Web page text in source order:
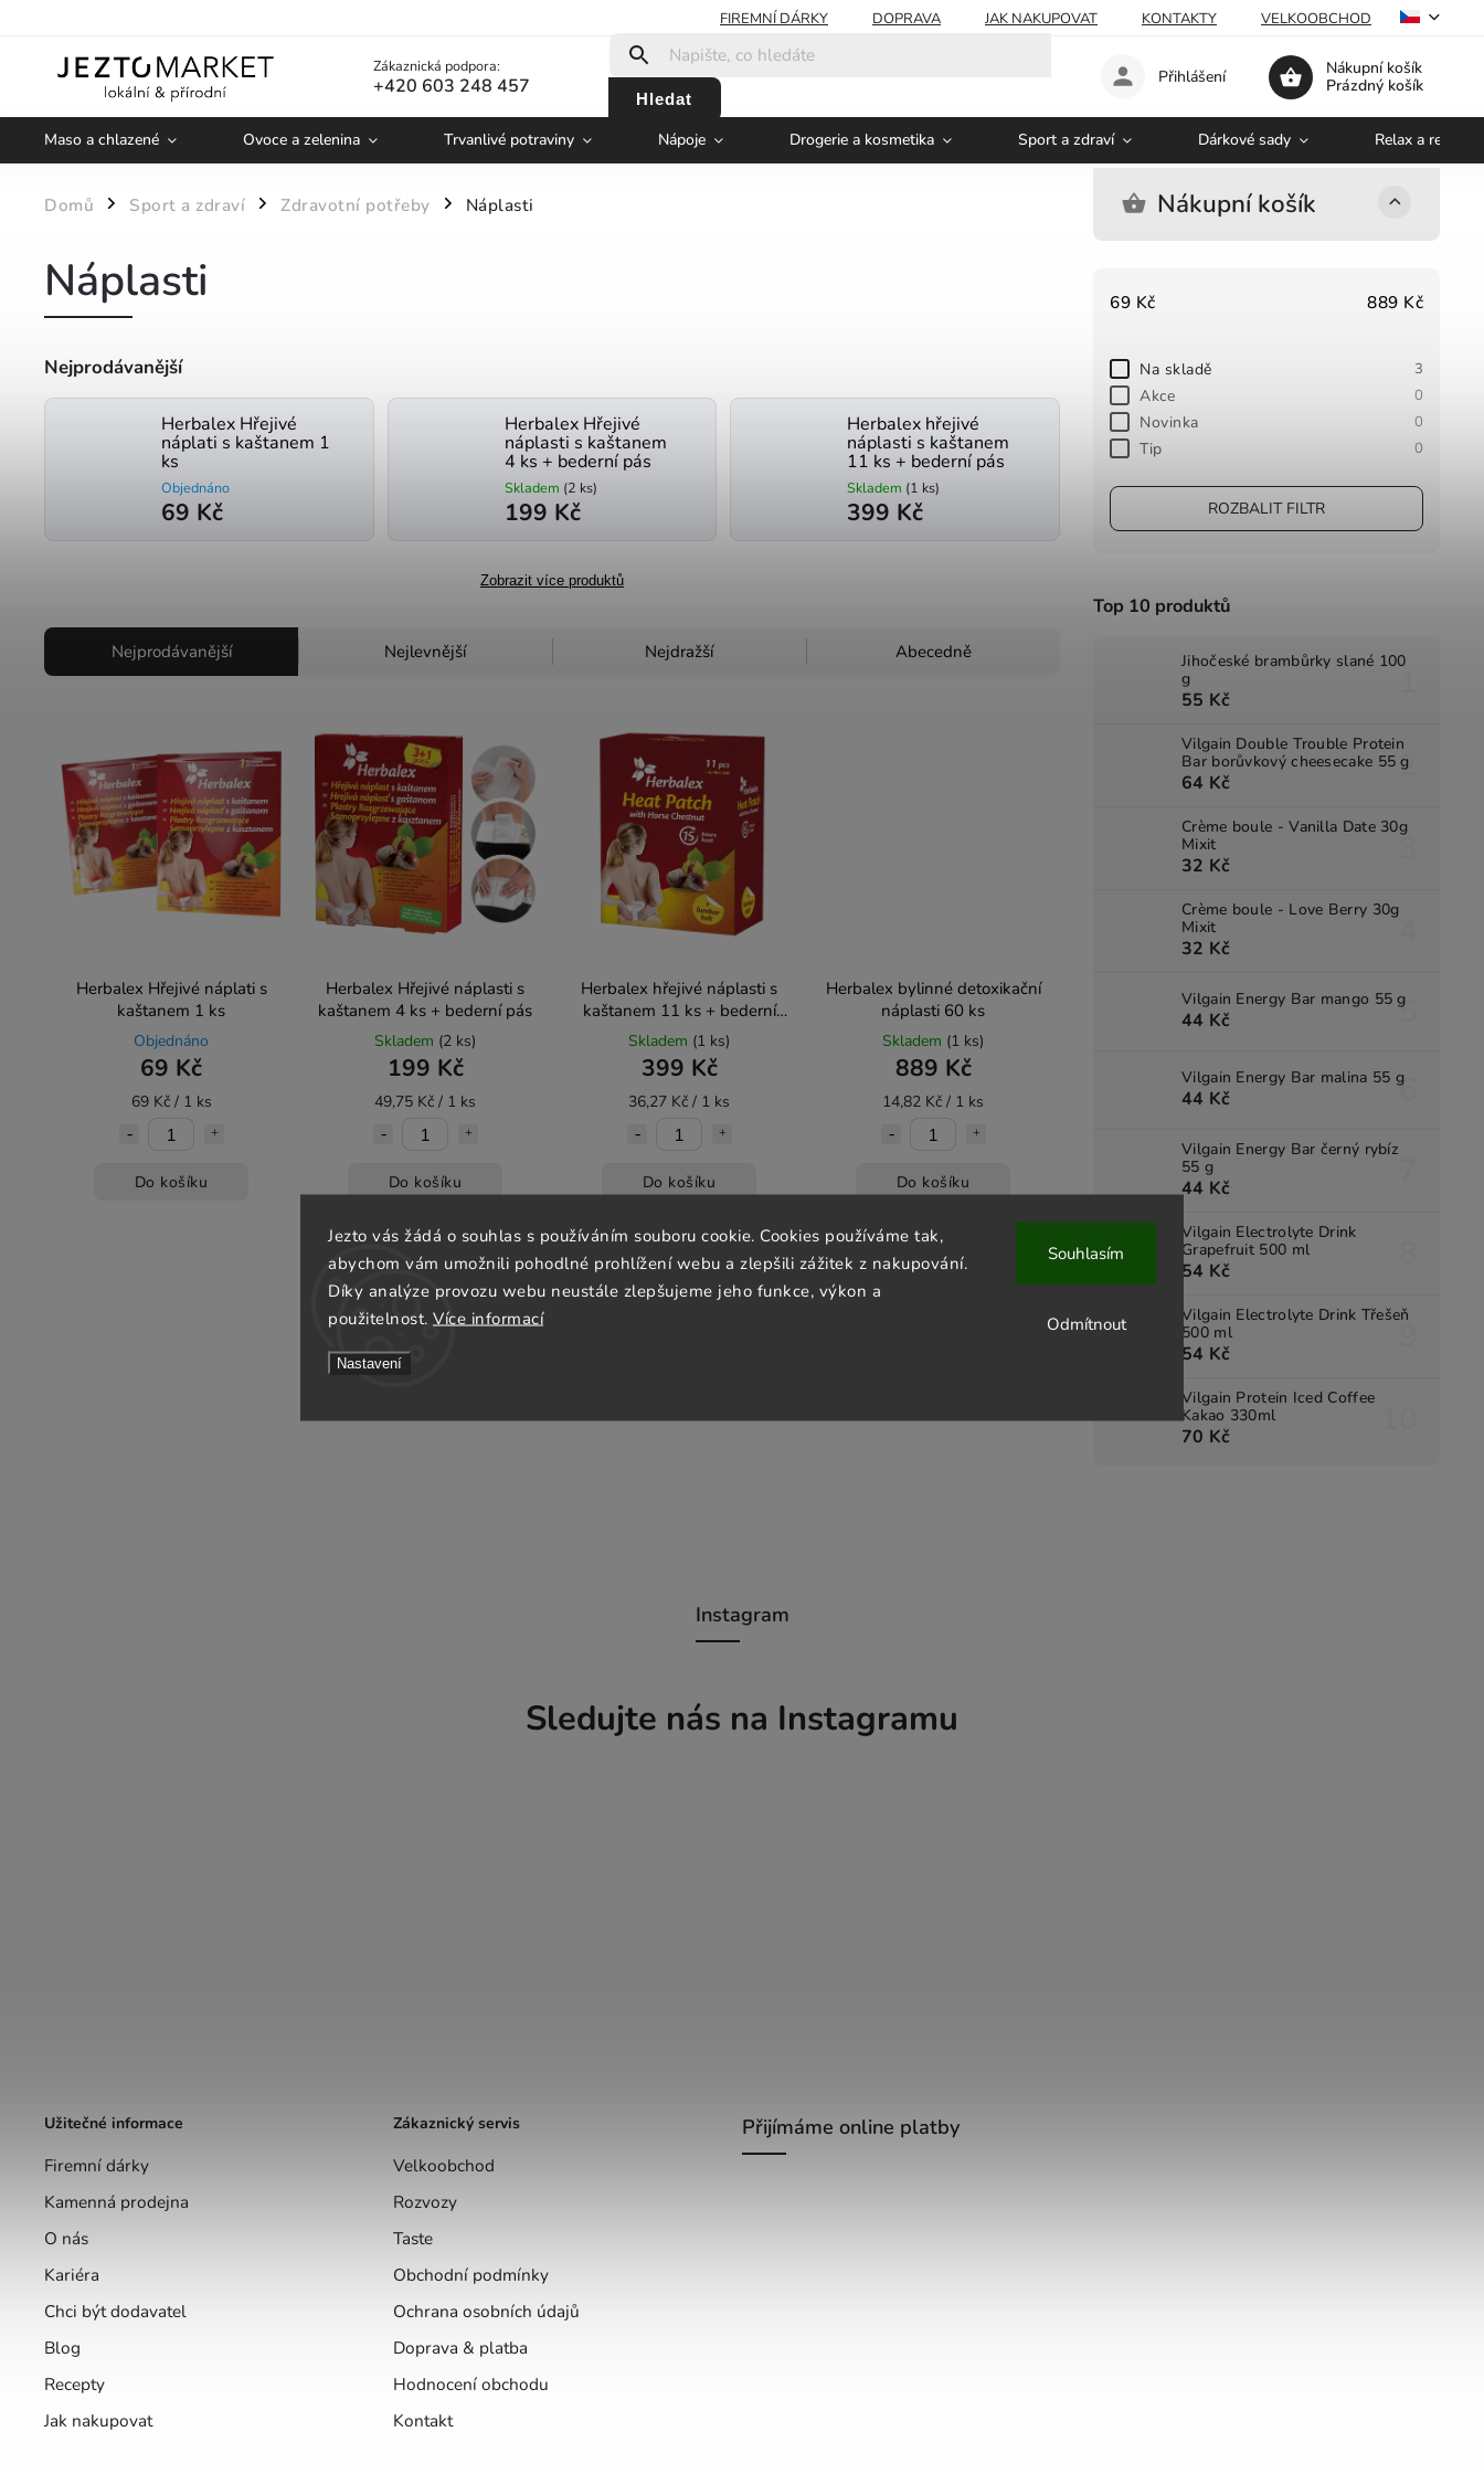
Jezto vás žádá o souhlas s používáním souboru cookie. Cookies používáme tak,
abychom vám umožnili pohodlné prohlížení webu a zlepšili zážitek z nakupování.
Díky analýze provozu webu neustále zlepšujeme jeho funkce, výkon a
použitelnost. Více informací
Nastavení
Odmítnout
Souhlasím
FIREMNÍ DÁRKY DOPRAVA JAK NAKUPOVAT KONTAKTY VELKOOBCHOD
Zákaznická podpora:
+420 603 248 457
Hledat
Nákupní košík
Prázdný košík
Přihlášení
Maso a chlazené Ovoce a zelenina Trvanlivé potraviny Nápoje Drogerie a kosmetika Sport a zdraví Dárkové sady Relax a
Domů / Sport a zdraví / Zdravotní potřeby / Náplasti Nákupní košík
69 Kč 889 Kč
Na skladě 3
Akce 0
Novinka 0
Tip 0
ROZBALIT FILTR
Top 10 produktů
Jihočeské brambůrky slané 100
g
55 Kč
Vilgain Double Trouble Protein
Bar borůvkový cheesecake 55 g
64 Kč
Crème boule - Vanilla Date 30g
Mixit
32 Kč
Crème boule - Love Berry 30g
Mixit
32 Kč
Vilgain Energy Bar mango 55 g
44 Kč
Vilgain Energy Bar malina 55 g
44 Kč
Vilgain Energy Bar černý rybíz
55 g
44 Kč
Vilgain Electrolyte Drink
Grapefruit 500 ml
54 Kč
Vilgain Electrolyte Drink Třešeň
500 ml
54 Kč
Vilgain Protein Iced Coffee
Kakao 330ml
70 Kč
Náplasti
Nejprodávanější
Herbalex Hřejivé
náplati s kaštanem 1
ks
Objednáno
69 Kč
Herbalex Hřejivé
náplasti s kaštanem
4 ks + bederní pás
Skladem (2 ks)
199 Kč
Herbalex hřejivé
náplasti s kaštanem
11 ks + bederní pás
Skladem (1 ks)
399 Kč
Zobrazit více produktů
Nejprodávanější Nejlevnější Nejdražší Abecedně
Herbalex Hřejivé náplati s
kaštanem 1 ks
Objednáno
69 Kč
69 Kč / 1 ks
Do košíku
Herbalex Hřejivé náplasti s
kaštanem 4 ks + bederní pás
Skladem (2 ks)
199 Kč
49,75 Kč / 1 ks
Do košíku
Herbalex hřejivé náplasti s
kaštanem 11 ks + bederní
pás
Skladem (1 ks)
399 Kč
36,27 Kč / 1 ks
Do košíku
Herbalex bylinné detoxikační
náplasti 60 ks
Skladem (1 ks)
889 Kč
14,82 Kč / 1 ks
Do košíku
Instagram
Sledujte nás na Instagramu
Užitečné informace
Firemní dárky
Kamenná prodejna
O nás
Kariéra
Chci být dodavatel
Blog
Recepty
Jak nakupovat
Zákaznický servis
Velkoobchod
Rozvozy
Taste
Obchodní podmínky
Ochrana osobních údajů
Doprava & platba
Hodnocení obchodu
Kontakt
Přijímáme online platby